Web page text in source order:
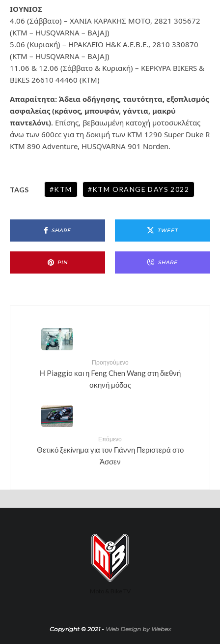
ΙΟΥΝΙΟΣ
4.06 (Σάββατο) – ΧΑΝΙΑ ΚΑΡΑΚΗΣ ΜΟΤΟ, 2821 305672
(KTM – HUSQVARNA – BAJAJ)
5.06 (Κυριακή) – ΗΡΑΚΛΕΙΟ Η&Κ Α.Ε.Β.Ε., 2810 330870
(KTM – HUSQVARNA – BAJAJ)
11.06 & 12.06 (Σάββατο & Κυριακή) – ΚΕΡΚΥΡΑ BIKERS &
BIKES 26610 44460 (KTM)
Απαραίτητα: Άδεια οδήγησης, ταυτότητα, εξοπλισμός
ασφαλείας (κράνος, μπουφάν, γάντια, μακρύ
παντελόνι). Επίσης, βεβαιωμένη κατοχή μοτοσυκλέτας
άνω των 600cc για τη δοκιμή των KTM 1290 Super Duke R
KTM 890 Adventure, HUSQVARNA 901 Norden.
TAGS KTM KTM ORANGE DAYS 2022
SHARE TWEET
PIN SHARE
Προηγούμενο
Η Piaggio και η Feng Chen Wang στη διεθνή
σκηνή μόδας
Επόμενο
Θετικό ξεκίνημα για τον Γιάννη Περιστερά στο
Άσσεν
Copyright © 2021 - Web Design by Webex